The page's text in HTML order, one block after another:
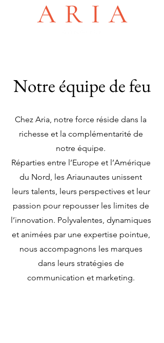
Notre équipe de feu
Chez Aria, notre force réside dans la
richesse et la complémentarité de
notre équipe.
Réparties entre l’Europe et l’Amérique
du Nord, les Ariaunautes unissent
leurs talents, leurs perspectives et leur
passion pour repousser les limites de
l’innovation. Polyvalentes, dynamiques
et animées par une expertise pointue,
nous accompagnons les marques
dans leurs stratégies de
communication et marketing.